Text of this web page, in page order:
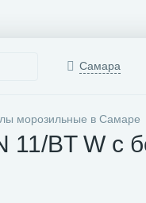
Самара
морозильные в Самаре
11/BT W с